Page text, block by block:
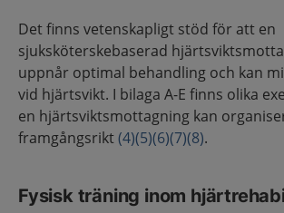
Det finns vetenskapligt stöd för att en
sjuksköterskebaserad
uppnår optimal behandling och kan
vid hjärtsvikt. I bilaga A-E finns olika
en hjärtsviktsmottagning kan
framgångsrikt(4)(5)(6)(7)(8).
Fysisk träning inom